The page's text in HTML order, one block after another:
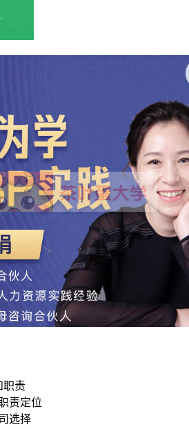
职责
责定位
选择